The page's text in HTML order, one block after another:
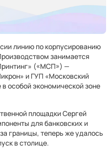
линию по корпусированию
занимается
(«МСП») —
и ГУП «Московский
особой экономической зоне
площадки Сергей
для банковских и
границы, теперь же удалось
в столице.